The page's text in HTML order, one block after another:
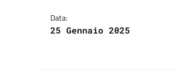
Data:
25 Gennaio 2025